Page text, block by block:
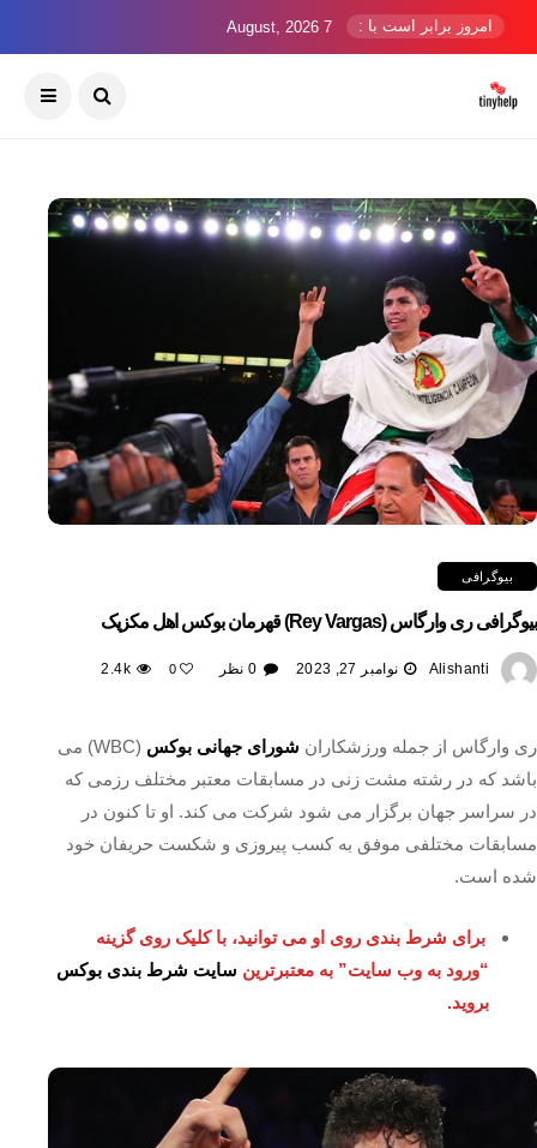
امروز برابر است با : 7 August, 2026
بیوگرافی
بیوگرافی ری وارگاس (Rey Vargas) قهرمان بوکس اهل مکزیک
Alishanti نوامبر 27, 2023 0 نظر 0
2.4k
ری وارگاس از جمله ورزشکاران شورای جهانی بوکس
(WBC) می
باشد که در رشته مشت زنی در مسابقات معتبر مختلف رزمی که
در سراسر جهان برگزار می‌ شود شرکت می‌ کند. او تا کنون در
مسابقات مختلفی موفق به کسب پیروزی و شکست حریفان خود
شده است.
برای شرط بندی روی او می توانید، با کلیک روی گزینه
“ورود به وب سایت” به معتبرترین سایت شرط بندی بوکس
بروید.